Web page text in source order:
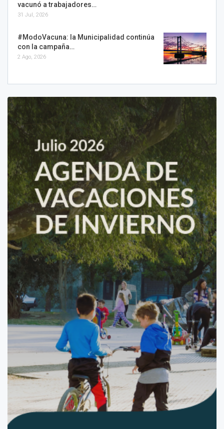
vacunó a trabajadores…
31 Jul, 2026
#ModoVacuna: la Municipalidad continúa
con la campaña…
2 Ago, 2026